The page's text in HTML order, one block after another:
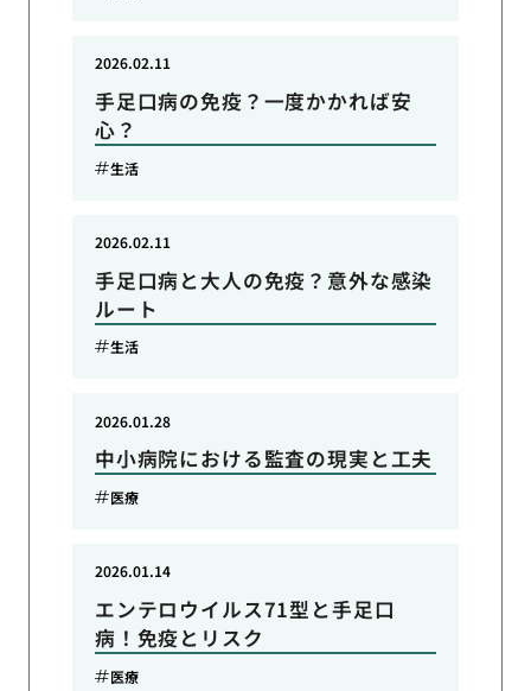
手足口病の免疫？一度かかれば安
心？
2026.02.11
生活
手足口病と大人の免疫？意外な感染
ルート
2026.02.11
生活
中小病院における監査の現実と工夫
2026.01.28
医療
エンテロウイルス71型と手足口
病！免疫とリスク
2026.01.14
医療